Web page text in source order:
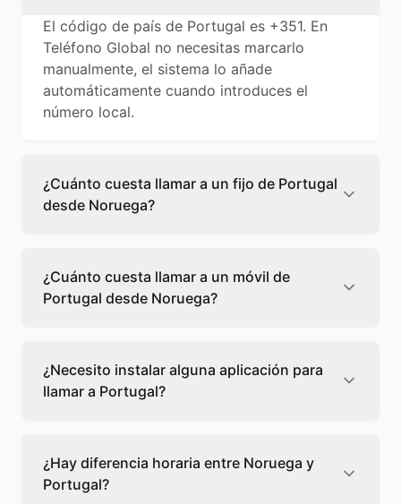
El código de país de Portugal es +351. En
Teléfono Global no necesitas marcarlo
manualmente, el sistema lo añade
automáticamente cuando introduces el
número local.
¿Cuánto cuesta llamar a un fijo de Portugal
desde Noruega?
cuesta 0,25 €/min con Teléfono Global. Verás
el precio exacto antes de marcar para que
sepas qué vas a gastar.
¿Cuánto cuesta llamar a un móvil de
Portugal desde Noruega?
cuesta 1,00 €/min con Teléfono Global. Pagas
solo los minutos que hablas, sin cuotas ni
permanencia.
¿Necesito instalar alguna aplicación para
llamar a Portugal?
desde tu navegador web. Solo necesitas una
conexión a internet y podrás llamar
directamente a Portugal.
¿Hay diferencia horaria entre Noruega y
Portugal?